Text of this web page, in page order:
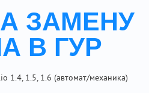
ЗАМЕНУ
В ГУР
1.4, 1.5, 1.6 (автомат/механика)